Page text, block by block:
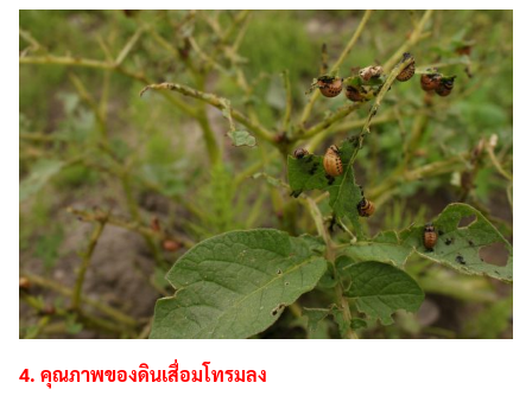
4. คุณภาพของดินเสื่อมโทรมลง